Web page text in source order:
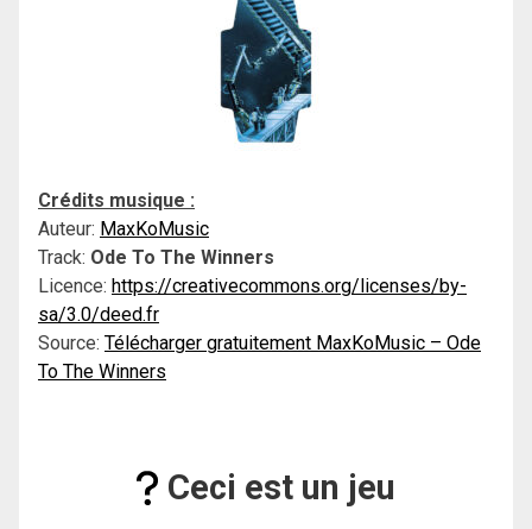
Crédits musique :
Auteur: MaxKoMusic
Track: Ode To The Winners
Licence: https://creativecommons.org/licenses/by-
sa/3.0/deed.fr
Source: Télécharger gratuitement MaxKoMusic – Ode
To The Winners
Ceci est un jeu